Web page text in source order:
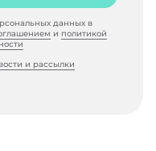
данных в
и политикой
и рассылки